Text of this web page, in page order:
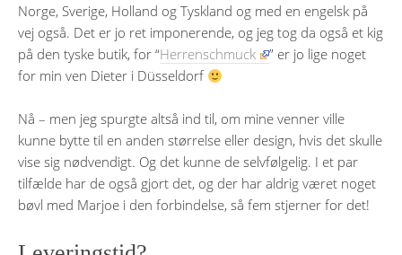
Norge, Sverige, Holland og Tyskland og med en engelsk på
vej også. Det er jo ret imponerende, og jeg tog da også et kig
på den tyske butik, for “Herrenschmuck
” er jo lige noget
for min ven Dieter i Düsseldorf
Nå – men jeg spurgte altså ind til, om mine venner ville
kunne bytte til en anden størrelse eller design, hvis det skulle
vise sig nødvendigt. Og det kunne de selvfølgelig. I et par
tilfælde har de også gjort det, og der har aldrig været noget
bøvl med Marjoe i den forbindelse, så fem stjerner for det!